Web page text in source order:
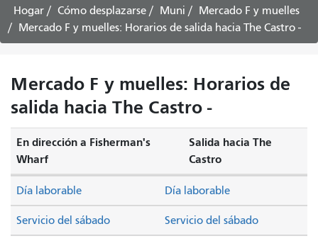
Hogar Cómo desplazarse Muni
Mercado F y muelles
Mercado F y muelles: Horarios de salida hacia The Castro -
Mercado F y muelles: Horarios de
salida hacia The Castro -
En dirección a Fisherman's
Wharf
Salida hacia The
Castro
Servicio del sábado Servicio del sábado
Día laborable Día laborable